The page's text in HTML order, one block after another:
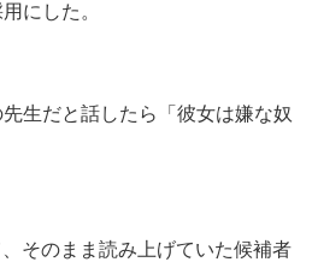
にした。
生だと話したら「彼女は嫌な奴
そのまま読み上げていた候補者